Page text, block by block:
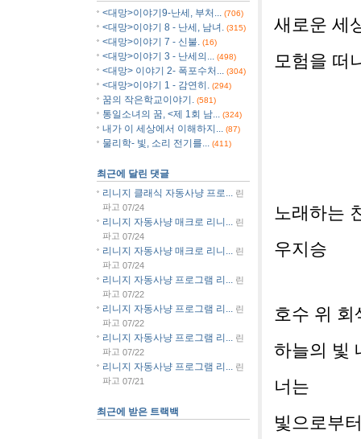
새로운 세
모험을 떠
노래하는
우지승
호수 위 회
하늘의 빛
너는
빛으로부
<대망>이야기9-난세, 부처...
(706)
<대망>이야기 8 - 난세, 남녀. (315)
<대망>이야기 7 - 신불. (16)
<대망>이야기 3 - 난세의... (498)
<대망> 이야기 2- 폭포수처... (304)
<대망>이야기 1 - 감연히. (294)
꿈의 작은학교이야기. (581)
통일소녀의 꿈, <제 1회 남... (324)
내가 이 세상에서 이해하지... (87)
물리학- 빛, 소리 전기를... (411)
최근에 달린 댓글
리니지 클래식 자동사냥 프로...
린
파고 07/24
리니지 자동사냥 매크로 리니... 린
파고 07/24
리니지 자동사냥 매크로 리니... 린
파고 07/24
리니지 자동사냥 프로그램 리... 린
파고 07/22
리니지 자동사냥 프로그램 리... 린
파고 07/22
리니지 자동사냥 프로그램 리... 린
파고 07/22
리니지 자동사냥 프로그램 리... 린
파고 07/21
최근에 받은 트랙백